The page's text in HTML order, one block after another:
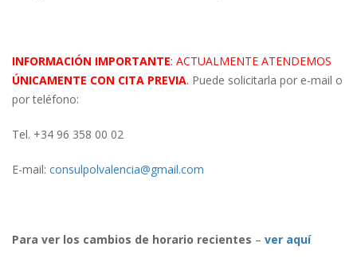
INFORMACIÓN IMPORTANTE: ACTUALMENTE ATENDEMOS
ÚNICAMENTE CON CITA PREVIA. Puede solicitarla por e-mail o
por teléfono:
Tel. +34 96 358 00 02
E-mail: consulpolvalencia@gmail.com
Para ver los cambios de horario recientes – ver aquí